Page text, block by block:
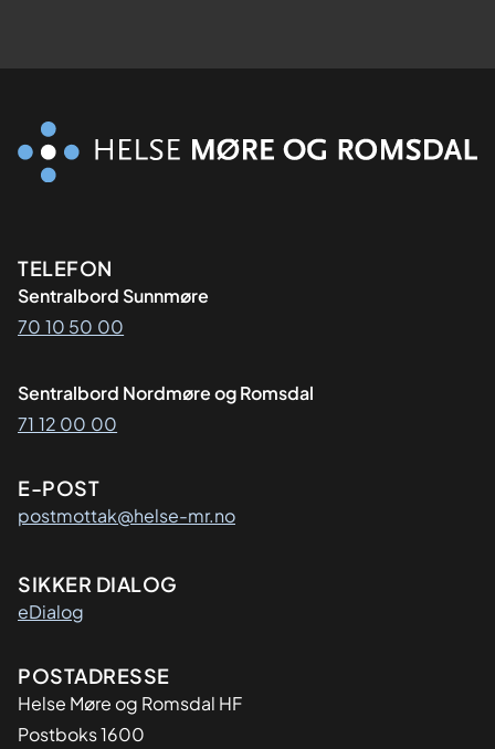
Kontaktinformasjon
TELEFON
Sentralbord Sunnmøre
70 10 50 00
Sentralbord Nordmøre og Romsdal
71 12 00 00
E-POST
postmottak@helse-mr.no
SIKKER DIALOG
eDialog
Adresse
POSTADRESSE
Helse Møre og Romsdal HF
Postboks 1600